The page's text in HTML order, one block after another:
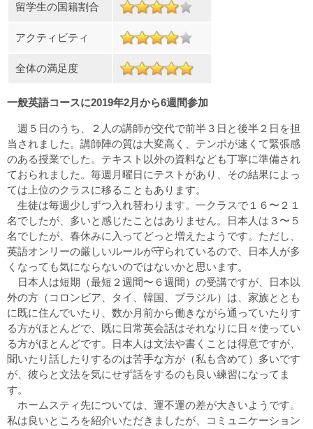
留学生の国籍割合
アクティビティ
全体の満足度
一般英語コースに2019年2月から6週間参加
週５日のうち、２人の講師が交代で前半３日と後半２日を担
当されました。講師陣の質は大変高く、テンポが速くて緊張感
のある授業でした。テキスト以外の資料なども丁寧に準備され
ておられました。毎週月曜日にテストがあり、その結果によっ
ては上位のクラスに移ることもあります。
生徒は毎週少しずつ入れ替わります。一クラスで１６〜２１
名でしたが、多いと感じたことはありません。日本人は３〜５
名でしたが、春休みに入ってどっと増えたようです。ただし、
英語オンリーの厳しいルールが守られているので、日本人が多
くなっても気にならないのではないかと思います。
日本人は短期（最短２週間〜６週間）の受講ですが、日本以
外の方（コロンビア、タイ、韓国、ブラジル）は、家族ととも
に既に住んでいたり、数か月前から働きながら通っていたりす
る方がほとんどで、既に日常英会話はそれなりに日々使ってい
る方がほとんどです。日本人は文法や書くことは得意ですが、
聞いたり話したりするのは苦手な方が（私も含めて）多いです
が、彼らと文法を気にせず話をするのも良い練習になってま
す。
ホームスティ先については、運不運の差が大きいようです。
私は良いところを紹介いただきましたが、コミュニケーション